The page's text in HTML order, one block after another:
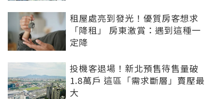
租屋處亮到發光！優質房客想求
「降租」 房東激賞：遇到這種一
定降
投機客退場！新北預售待售量破
1.8萬戶 這區「需求斷層」賣壓最
大